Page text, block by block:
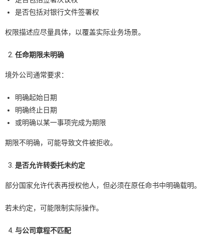
是否包括对银行文件签署权
权限描述应尽量具体，以覆盖实际业务场景。
任命期限未明确
境外公司通常要求：
明确起始日期
明确终止日期
或明确以某一事项完成为期限
期限不明确，可能导致文件被拒收。
是否允许转委托未约定
部分国家允许代表再授权他人，但必须在原任命书中明确载明。
若未约定，可能限制实际操作。
与公司章程不匹配